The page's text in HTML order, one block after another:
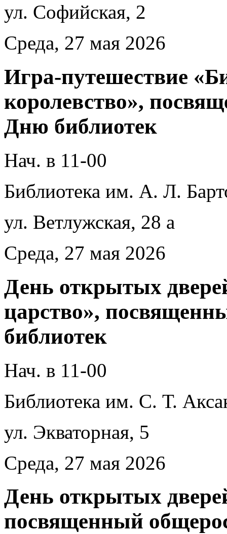
ул. Софийская, 2
Среда, 27 мая 2026
Игра-путешествие
королевство»,
Дню библиотек
Нач. в 11-00
Библиотека им. А. Л.
ул. Ветлужская, 28 а
Среда, 27 мая 2026
День открытых
царство»,
библиотек
Нач. в 11-00
Библиотека им. С. Т.
ул. Экваторная, 5
Среда, 27 мая 2026
День открытых
посвященный